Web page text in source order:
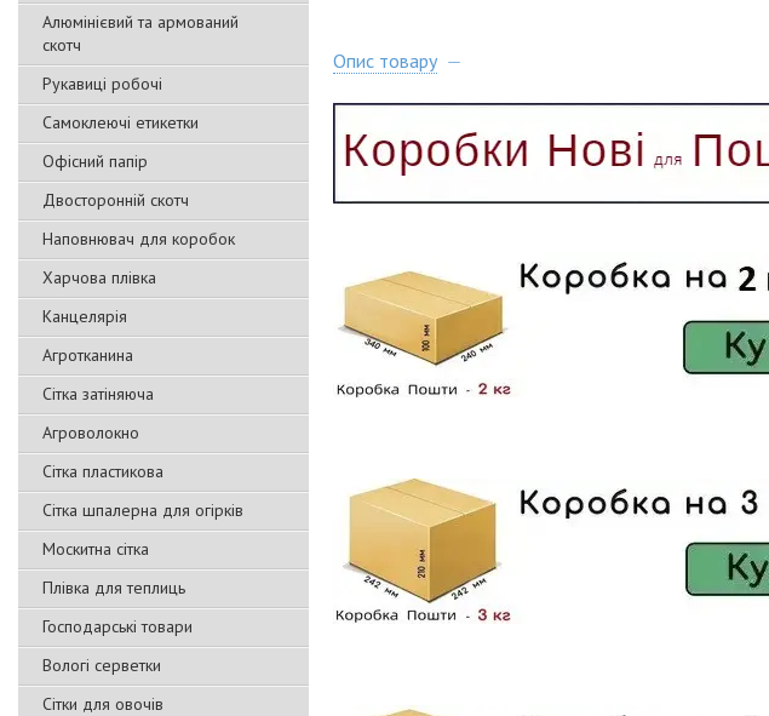
Алюмінієвий та армований
скотч
Рукавиці робочі
Самоклеючі етикетки
Офісний папір
Двосторонній скотч
Наповнювач для коробок
Харчова плівка
Канцелярія
Агротканина
Сітка затіняюча
Агроволокно
Сітка пластикова
Сітка шпалерна для огірків
Москитна сітка
Плівка для теплиць
Господарські товари
Вологі серветки
Сітки для овочів
Опис товару